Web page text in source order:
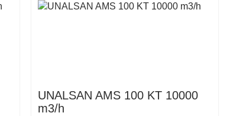
UNALSAN AMS 100 KT 10000
m3/h